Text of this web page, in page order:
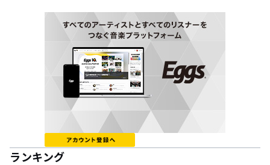
ランキング